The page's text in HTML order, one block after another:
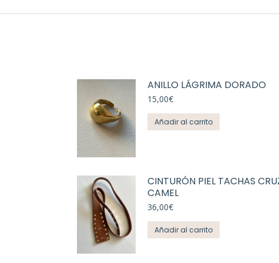
ANILLO LÁGRIMA DORADO
15,00€
Añadir al carrito
CINTURÓN PIEL TACHAS
CAMEL
36,00€
Añadir al carrito